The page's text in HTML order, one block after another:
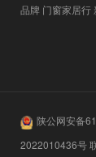
品牌 门窗家居行
陕公网安备
2022010436号